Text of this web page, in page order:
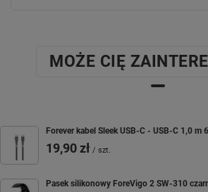
Powiadomienia z telefonu
MOŻE CIĘ
Forever kabel Sleek USB-C - USB-C 1,0 m
19,90 zł / szt.
Pasek silikonowy ForeVigo 2 SW-310